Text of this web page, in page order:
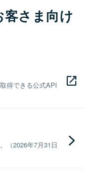
客さま向け
得できる公式API
（2026年7月31日